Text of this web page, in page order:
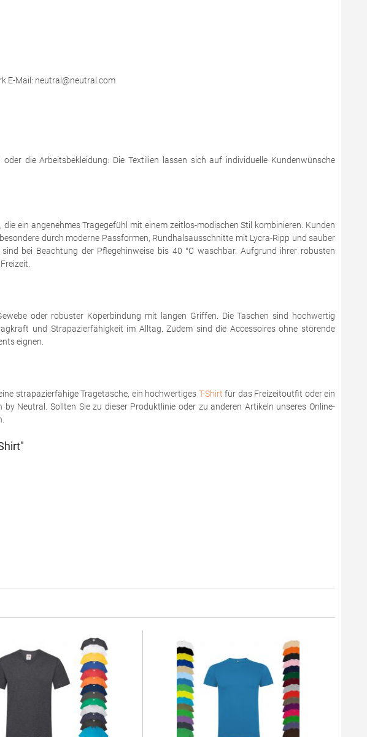
E-Mail: neutral@neutral.com
die Arbeitsbekleidung: Die Textilien lassen sich auf individuelle Kundenwünsche
ein angenehmes Tragegefühl mit einem zeitlos-modischen Stil kombinieren. Kunden
durch moderne Passformen, Rundhalsausschnitte mit Lycra-Ripp und sauber
bei Beachtung der Pflegehinweise bis 40 °C waschbar. Aufgrund ihrer robusten
oder robuster Köperbindung mit langen Griffen. Die Taschen sind hochwertig
und Strapazierfähigkeit im Alltag. Zudem sind die Accessoires ohne störende
eignen.
strapazierfähige Tragetasche, ein hochwertiges T-Shirt für das Freizeitoutfit oder ein
Neutral. Sollten Sie zu dieser Produktlinie oder zu anderen Artikeln unseres Online-